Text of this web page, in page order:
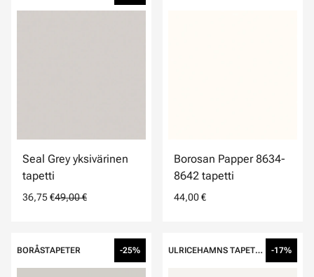
Seal Grey yksivärinen
tapetti
36,75 €49,00 €
Borosan Papper 8634-
8642 tapetti
44,00 €
BORÅSTAPETER -25% ULRICEHAMNS TAPETFABRIK -17%